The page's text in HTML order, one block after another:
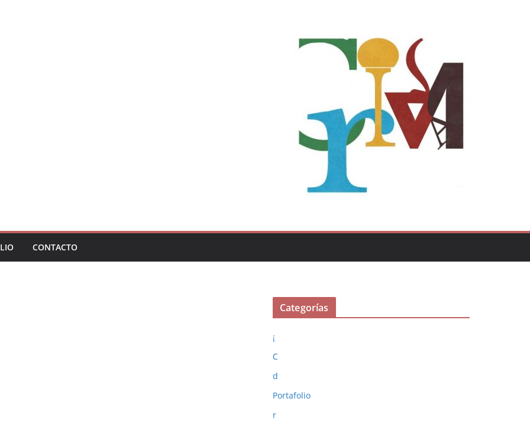
CONTACTO
Categorías
¡
C
d
Portafolio
r